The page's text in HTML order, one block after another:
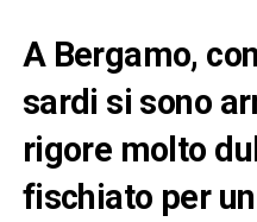
A Bergamo,
sardi si sono
rigore molto
fischiato per